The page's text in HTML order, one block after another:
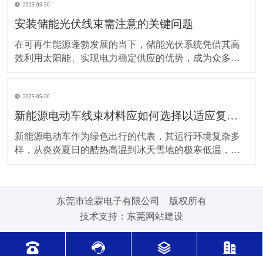
让车辆运行更稳定、安全，还能延长其使用寿命。 日常
驾驶习惯对线束的影响不容小觑。平稳驾驶是维护线束
2025-05-30
安装储能光伏线束需注意的关键问题
在可再生能源蓬勃发展的当下，储能光伏系统凭借其高
效利用太阳能、实现电力稳定供应的优势，成为众多领
安全。因此，在安装储能光伏线束时，有许多问题需要
格外留意。 安装前的准备工作至关重要。在开始安装前
2025-05-30
新能源电动车线束材料应如何选择以适应复杂的环境温度范围？
新能源电动车作为绿色出行的代表，其运行环境复杂多
样，从炎炎夏日的酷热高温到冰天雪地的极寒低温，车
环境下，新能源电动车的电池、电机等部件工作时会散
东莞市诠霖电子有限公司 版权所有
技术支持： 东莞网站建设